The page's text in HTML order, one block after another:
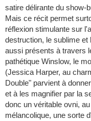
satire délirante du show-
Mais ce récit permet
réflexion stimulante sur
destruction, le sublime
aussi présents à travers
pathétique Winslow, le
(Jessica Harper, au
Double" parvient à
et à les magnifier par la
donc un véritable ovni,
mélancolique, une sorte